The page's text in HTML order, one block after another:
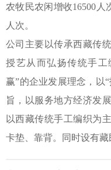
农牧民农闲增收16500人
人次。
公司主要以传承西藏传
授艺从而弘扬传统手
赢”的企业发展理念，以
旨，以服务地方经济发
以西藏传统手工编织为
卡垫、靠背。同时设有藏